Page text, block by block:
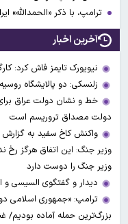
ترامپ، با ذکر «الحمدالله»
آخرین اخبار
نیویورک تایمز فاش کرد:
زلنسکی: دو پالایشگاه
خط و نشان دولت عراق
دولت مصداق تروریسم است
واکنش کاخ سفید به
وزیر جنگ: این اتفاق هرگز
وزیر جنگ را دوست دارد
دیدار و گفتگوی السیسی و
ترامپ: «جمهوری اسلامی
بزرگ‌ترین حمله آماده بودیم/